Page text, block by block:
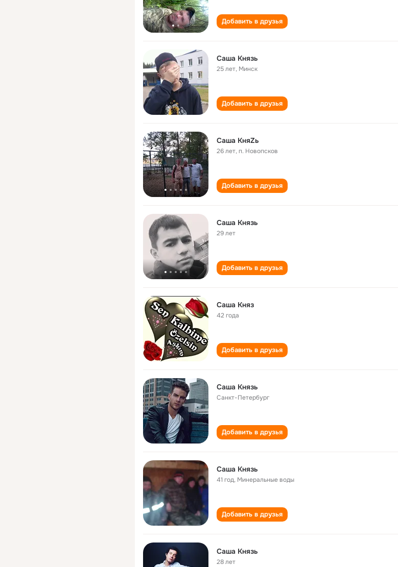
Добавить в друзья
Саша Князь
25 лет, Минск
Добавить в друзья
Саша КняZь
26 лет,п. Новопсков
Добавить в друзья
Саша Князь
29 лет
Добавить в друзья
Саша Княз
42 года
Добавить в друзья
Саша Князь
Санкт-Петербург
Добавить в друзья
Саша Князь
41 год, Минеральные воды
Добавить в друзья
Саша Князь
28 лет